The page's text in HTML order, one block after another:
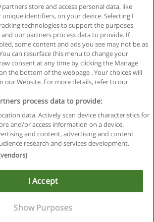
de Refrigeração Doméstica
de Aprendizagem Industrial
Solicitar informações
Regras de uso
Privacidade de dados
em contato com Educaedu
Business S.L. - CIF : B-95610580: -
partners store and access personal data, like
identifiers, on your device. Selecting I
technologies to support the purposes
our partners process data to provide. If
some content and ads you see may not be as
can resurface this menu to change your
consent at any time by clicking the Manage
the bottom of the webpage . Your choices will
our Website. For more details, refer to our
process data to provide:
data. Actively scan device characteristics for
and/or access information on a device.
and content, advertising and content
research and services development.
I Accept
Show Purposes